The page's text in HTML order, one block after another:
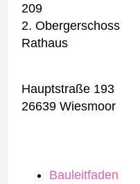
Bauleitfaden
209
2. Obergerschoss
Rathaus
Hauptstraße 193
26639 Wiesmoor